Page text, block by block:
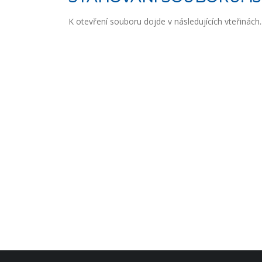
K otevření souboru dojde v následujících